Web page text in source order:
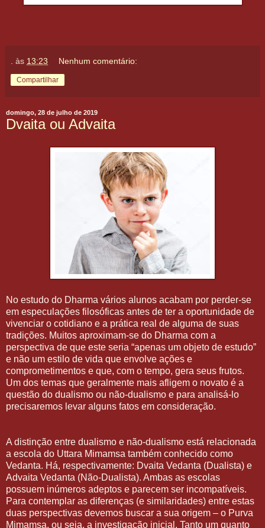
às 13:23 Nenhum comentário:
Compartilhar
domingo, 28 de julho de 2019
Dvaita ou Advaita
No estudo do Dharma vários alunos acabam por perder-se
em especulações filosóficas antes de ter a oportunidade de
vivenciar o cotidiano e a prática real de alguma de suas
tradições. Muitos aproximam-se do Dharma com a
perspectiva de que este seria “apenas um objeto de estudo”
e não um estilo de vida que envolve ações e
comprometimentos e que, com o tempo, gera seus frutos.
Um dos temas que geralmente mais afligem o novato é a
questão do dualismo ou não-dualismo e para analisá-lo
precisaremos levar alguns fatos em consideração.
A distinção entre dualismo e não-dualismo está relacionada
a escola do Uttara Mimamsa também conhecido como
Vedanta. Há, respectivamente: Dvaita Vedanta (Dualista) e
Advaita Vedanta (Não-Dualista). Ambas as escolas
possuem inúmeros adeptos e parecem ser incompatíveis.
Para contemplar as diferenças (e similaridades) entre estas
duas perspectivas devemos buscar a sua origem – o Purva
Mimamsa, ou seja, a investigação inicial. Tanto um quanto